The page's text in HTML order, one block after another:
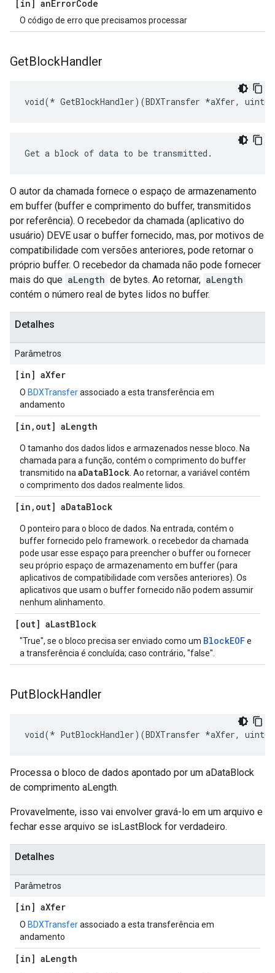
[in] anErrorCode
O código de erro que precisamos processar
GetBlockHandler
void(* GetBlockHandler)(BDXTransfer *aXfer,
Get a block of data to be transmitted.
O autor da chamada fornece o espaço de armazenamento
em buffer (buffer e comprimento do buffer, transmitidos
por referência). O recebedor da chamada (aplicativo do
usuário) DEVE usar o buffer fornecido, mas, por motivos de
compatibilidade com versões anteriores, pode retornar o
próprio buffer. O recebedor da chamada não pode fornecer
mais do que aLength de bytes. Ao retornar, aLength
contém o número real de bytes lidos no buffer.
Detalhes
Parâmetros
[in] aXfer
O BDXTransferassociado a esta transferência em
andamento
[in , out] aLength
O tamanho dos dados lidos e armazenados nesse bloco. Na
chamada para a função, contém o comprimento do buffer
transmitido na aDataBlock . Ao retornar, a variável contém
o comprimento dos dados realmente lidos.
[in , out] aDataBlock
O ponteiro para o bloco de dados. Na entrada, contém o
buffer fornecido pelo framework. o recebedor da chamada
pode usar esse espaço para preencher o buffer ou fornecer
seu próprio espaço de armazenamento em buffer (para
aplicativos de compatibilidade com versões anteriores). Os
aplicativos que usam o buffer fornecido não podem assumir
nenhum alinhamento.
[out] aLastBlock
"True", se o bloco precisa ser enviado como um BlockEOFe
a transferência é concluída; caso contrário, "false".
PutBlockHandler
void(* PutBlockHandler)(BDXTransfer *aXfer,
Processa o bloco de dados apontado por um aDataBlock
de comprimento aLength.
Provavelmente, isso vai envolver gravá-lo em um arquivo e
fechar esse arquivo se isLastBlock for verdadeiro.
Detalhes
Parâmetros
[in] aXfer
O BDXTransferassociado a esta transferência em
andamento
[in] aLength